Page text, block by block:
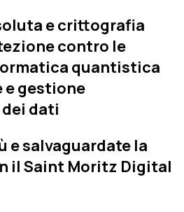
e crittografia
contro le
quantistica
e gestione
dati
e salvaguardate la
il Saint Moritz Digital